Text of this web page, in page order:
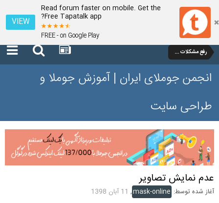
Read forum faster on mobile. Get the
Free Tapatalk app?
FREE - on Google Play
VIEW
رفع مشکلات و سوالات عمومی جوملا 3 تا 3.9
انجمن جوملای ایران | آموزش جوملا و
طراحی سایت
عدم نمایش تصاویر
آغاز شده توسط: mask-online
, 11 آبان 1398